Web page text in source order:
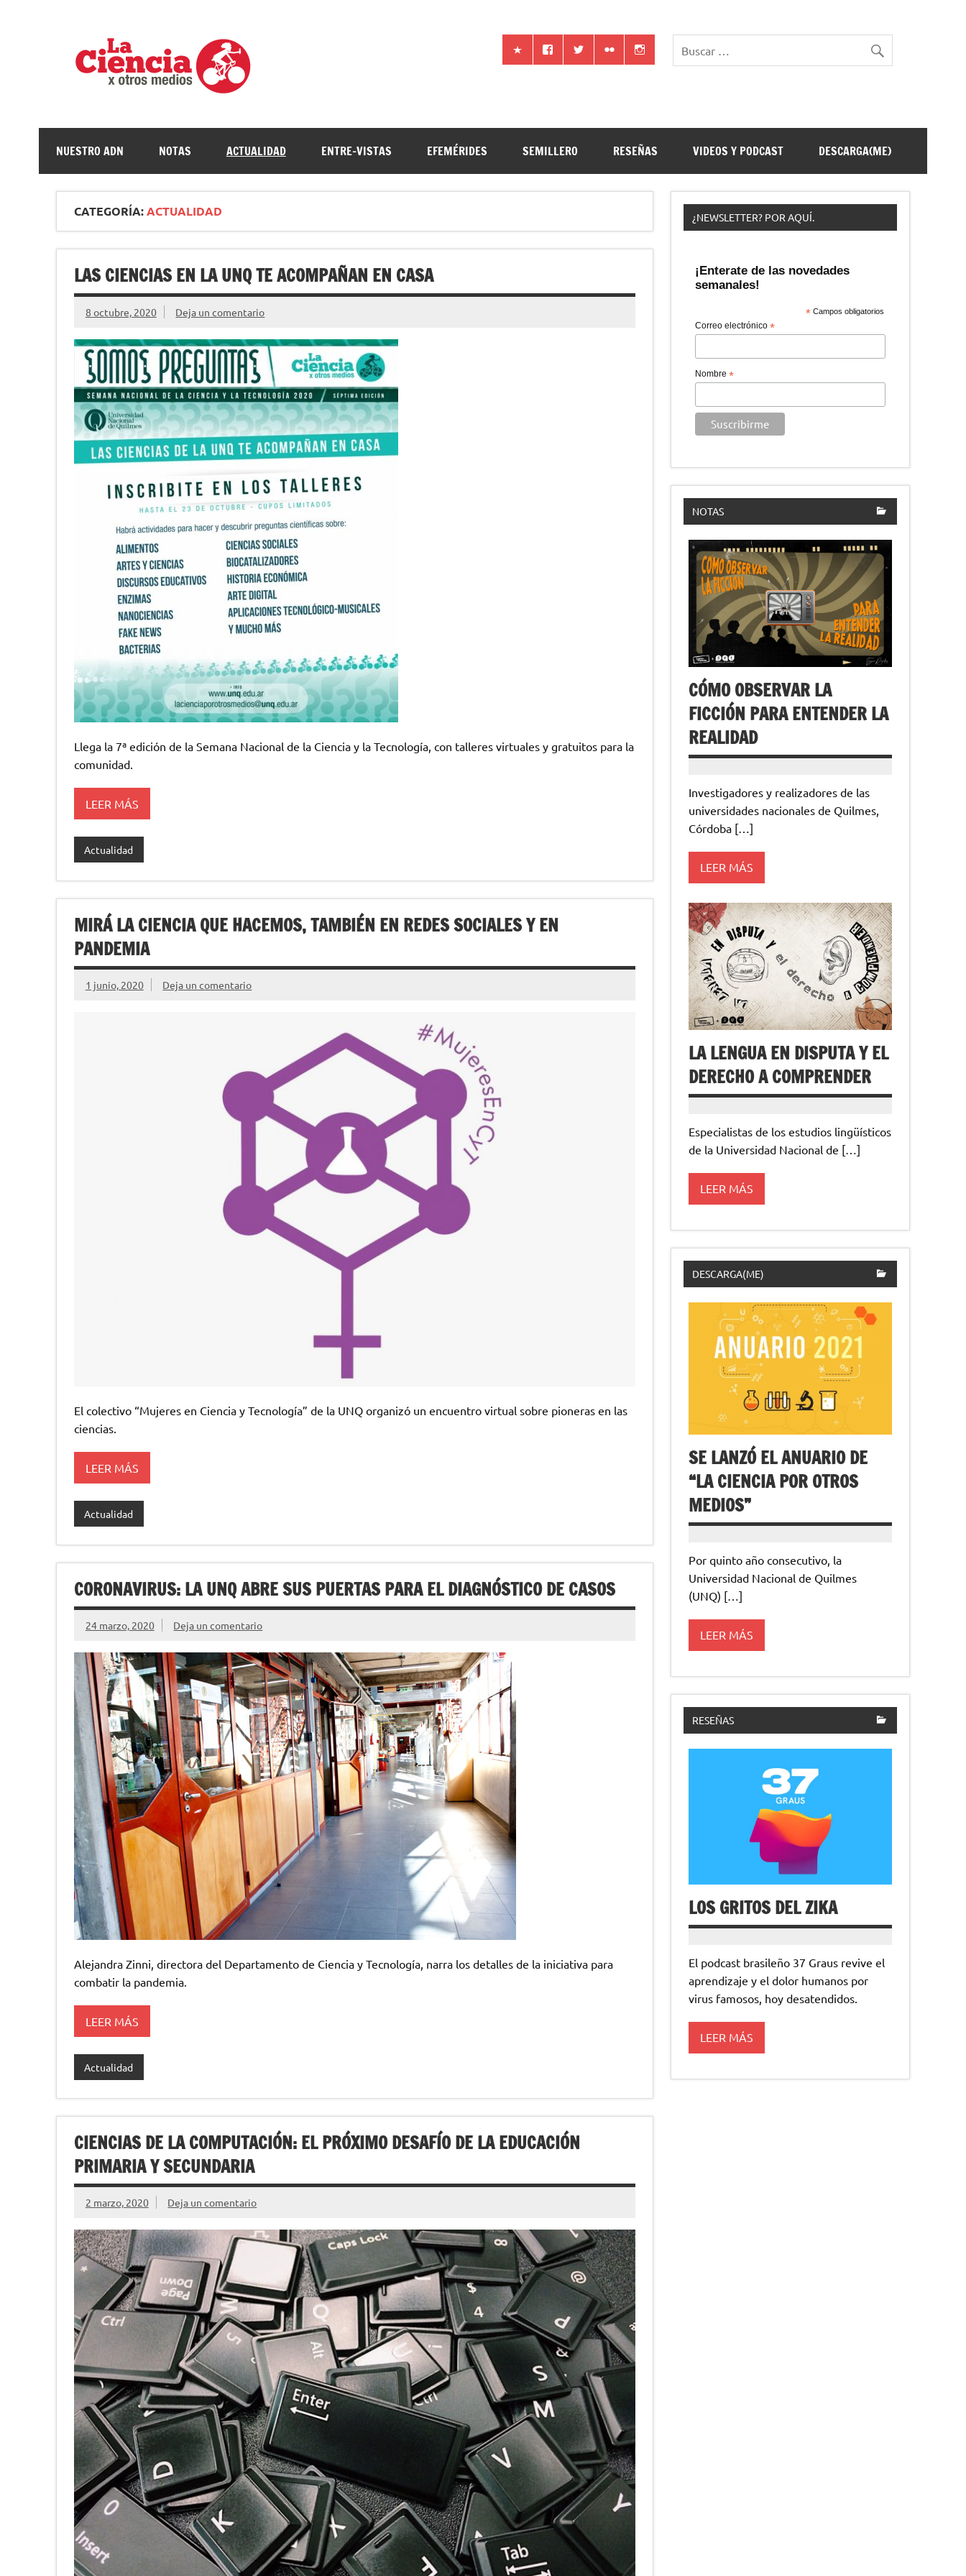
La ciencia por otros medios
NUESTRO ADN NOTAS ACTUALIDAD ENTRE-VISTAS EFEMÉRIDES SEMILLERO RESEÑAS VIDEOS Y PODCAST DESCARGA(ME)
CATEGORÍA:ACTUALIDAD
LAS CIENCIAS EN LA UNQ TE ACOMPAÑAN EN CASA
8 octubre, 2020 Deja un comentario
Llega la 7ª edición de la Semana Nacional de la Ciencia y la Tecnología, con talleres virtuales y gratuitos para la
comunidad.
LEER MÁS
Actualidad
MIRÁ LA CIENCIA QUE HACEMOS, TAMBIÉN EN REDES SOCIALES Y EN
PANDEMIA
1 junio, 2020 Deja un comentario
El colectivo “Mujeres en Ciencia y Tecnología” de la UNQ organizó un encuentro virtual sobre pioneras en las
ciencias.
LEER MÁS
Actualidad
CORONAVIRUS: LA UNQ ABRE SUS PUERTAS PARA EL DIAGNÓSTICO DE CASOS
24 marzo, 2020 Deja un comentario
Alejandra Zinni, directora del Departamento de Ciencia y Tecnología, narra los detalles de la iniciativa para
combatir la pandemia.
LEER MÁS
Actualidad
CIENCIAS DE LA COMPUTACIÓN: EL PRÓXIMO DESAFÍO DE LA EDUCACIÓN
PRIMARIA Y SECUNDARIA
2 marzo, 2020 Deja un comentario
¿NEWSLETTER? POR AQUÍ.
¡Enterate de las novedades
semanales!
* Campos obligatorios
Correo electrónico *
Nombre *
NOTAS
CÓMO OBSERVAR LA
FICCIÓN PARA ENTENDER LA
REALIDAD
Investigadores y realizadores de las
universidades nacionales de Quilmes,
Córdoba […]
LEER MÁS
LA LENGUA EN DISPUTA Y EL
DERECHO A COMPRENDER
Especialistas de los estudios lingüísticos
de la Universidad Nacional de […]
LEER MÁS
DESCARGA(ME)
SE LANZÓ EL ANUARIO DE
“LA CIENCIA POR OTROS
MEDIOS”
Por quinto año consecutivo, la
Universidad Nacional de Quilmes
(UNQ) […]
LEER MÁS
RESEÑAS
LOS GRITOS DEL ZIKA
El podcast brasileño 37 Graus revive el
aprendizaje y el dolor humanos por
virus famosos, hoy desatendidos.
LEER MÁS